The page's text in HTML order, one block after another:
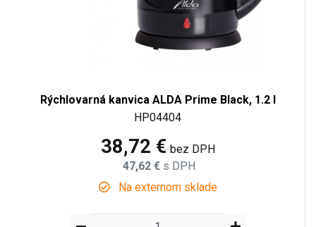
Rýchlovarná kanvica ALDA Prime Black, 1.2 l
HP04404
38,72 € bez DPH
47,62 € s DPH
Na externom sklade